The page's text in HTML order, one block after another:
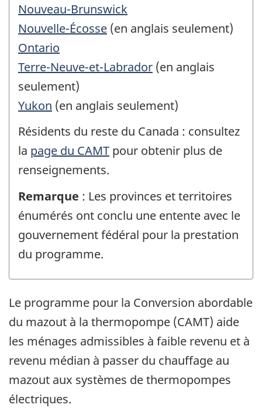
Nouveau-Brunswick
Nouvelle-Écosse (en anglais seulement)
Ontario
Terre-Neuve-et-Labrador (en anglais
seulement)
Yukon (en anglais seulement)
Résidents du reste du Canada : consultez
la page du CAMT pour obtenir plus de
renseignements.
Remarque : Les provinces et territoires
énumérés ont conclu une entente avec le
gouvernement fédéral pour la prestation
du programme.
Le programme pour la Conversion abordable
du mazout à la thermopompe (CAMT) aide
les ménages admissibles à faible revenu et à
revenu médian à passer du chauffage au
mazout aux systèmes de thermopompes
électriques.